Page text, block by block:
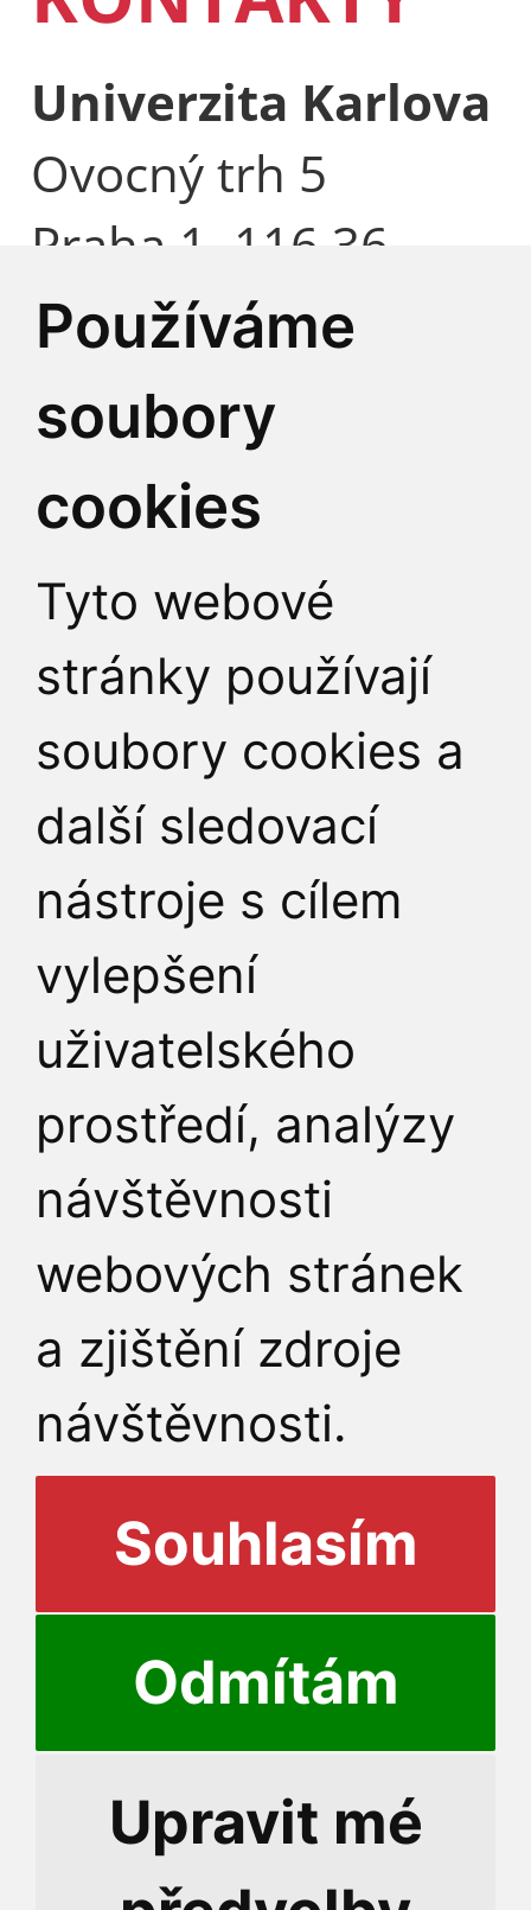
Používáme
soubory
cookies
Tyto webové
stránky používají
soubory cookies a
další sledovací
nástroje s cílem
vylepšení
uživatelského
prostředí, analýzy
návštěvnosti
webových stránek
a zjištění zdroje
návštěvnosti.
Souhlasím
Odmítám
Upravit mé
Univerzita Karlova
Ovocný trh 5
Praha 1, 116 36
Česká republika
Identifikátor datové
IČO:00216208
DIČ: CZ00216208
JAK K NÁM
Přihlášení do